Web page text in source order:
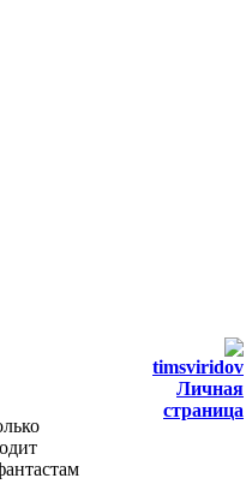
timsviridov
Личная
страница